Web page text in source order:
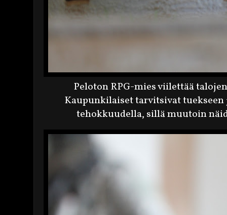
Peloton RPG-mies viilettää
Kaupunkilaiset tarvitsivat
tehokkuudella, sillä muutoin